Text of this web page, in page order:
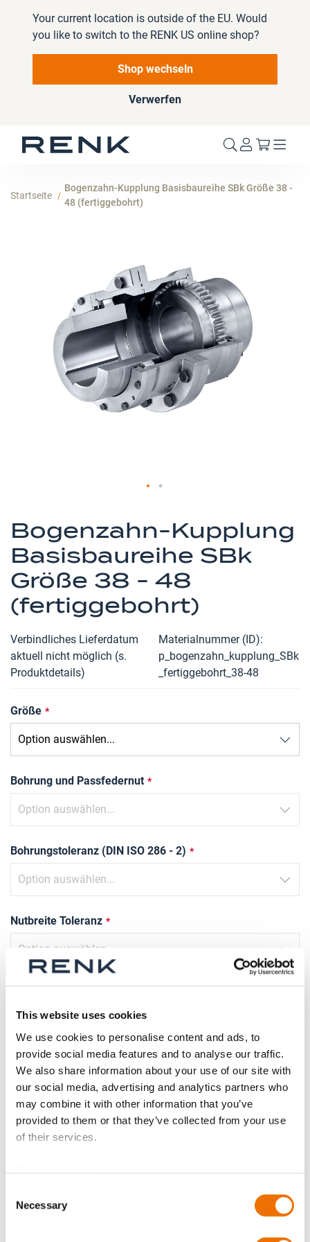
This website uses cookies
We use cookies to personalise content and ads, to
provide social media features and to analyse our traffic.
We also share information about your use of our site with
our social media, advertising and analytics partners who
may combine it with other information that you’ve
provided to them or that they’ve collected from your use
of their services.
Selection
Necessary
Your current location is outside of the EU. Would
you like to switch to the RENK US online shop?
Shop wechseln
Verwerfen
Mein
Startseite
Bogenzahn-Kupplung Basisbaureihe SBk Größe 38 -
48 (fertiggebohrt)
Bogenzahn-Kupplung
Basisbaureihe SBk
Größe 38 - 48
(fertiggebohrt)
Verbindliches Lieferdatum
aktuell nicht möglich (s.
Produktdetails)
Materialnummer (ID)
p_bogenzahn_kupplung_SBk
_fertiggebohrt_38-48
Größe
Bohrung und Passfedernut
Bohrungstoleranz (DIN ISO 286 - 2)
Nutbreite Toleranz
Wuchtgüte
Zeugnisse?
Naben Anordnung
Bohrungsdurchmesser Nabe A (in mm)
Anfang
der
Bildergalerie
springen